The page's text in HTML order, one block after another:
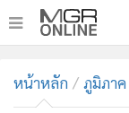
ทันเหตุการณ์
หน้าหลัก ภูมิภาค